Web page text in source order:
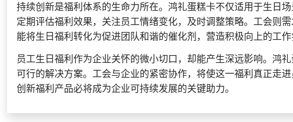
持续创新是福利体系的生命力所在。鸿礼蛋糕卡不仅适用于生日
定期评估福利效果，关注员工情绪变化，及时调整策略。工会则
能将生日福利转化为促进团队和谐的催化剂，营造积极向上的工作
员工生日福利作为企业关怀的微小切口，却能产生深远影响。鸿
可行的解决方案。工会与企业的紧密协作，将使这一福利真正走
创新福利产品必将成为企业可持续发展的关键助力。